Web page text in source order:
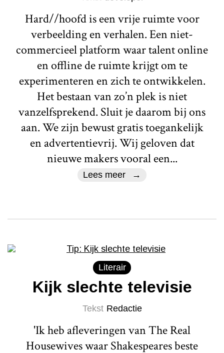
Hard//hoofd is een vrije ruimte voor
verbeelding en verhalen. Een niet-
commercieel platform waar talent online
en offline de ruimte krijgt om te
experimenteren en zich te ontwikkelen.
Het bestaan van zo’n plek is niet
vanzelfsprekend. Sluit je daarom bij ons
aan. We zijn bewust gratis toegankelijk
en advertentievrij. Wij geloven dat
nieuwe makers vooral een...
Lees meer
Literair
Kijk slechte televisie
Tekst Redactie
'Ik heb afleveringen van The Real
Housewives waar Shakespeares beste